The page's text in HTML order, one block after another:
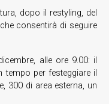
dopo il restyling, del
consentirà di seguire
alle ore 9.00: il
per festeggiare il
300 di area esterna, un